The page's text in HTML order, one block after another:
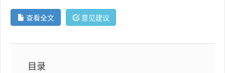
查看全文 意见建议
目录